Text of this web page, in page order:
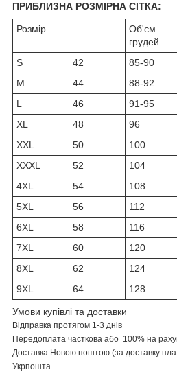
ПРИБЛИЗНА РОЗМІРНА СІТКА:
Розмір
Об'єм
грудей
S
42 85-90
M
44 88-92
L
46 91-95
XL
48 96
XXL
50 100
XXXL
52 104
4XL
54 108
5XL
56 112
6XL
58 116
7XL
60 120
8XL
62 124
9XL
64 128
Умови купівлі та доставки
Відправка протягом 1-3 днів
Передоплата часткова або 100% на
Доставка Новою поштою (за доставку
Укрпошта